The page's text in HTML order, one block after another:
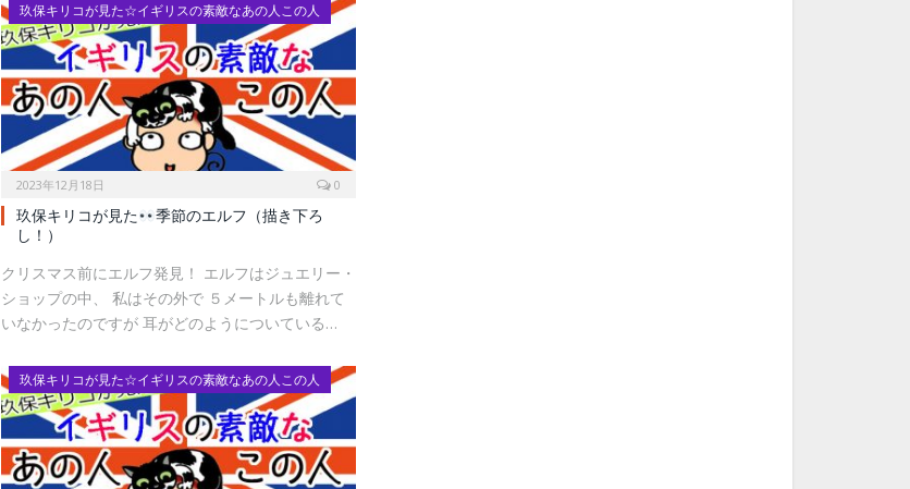
玖保キリコが見た☆イギリスの素敵なあの人この人
2023年12月18日 0
玖保キリコが見た
季節のエルフ（描き下ろ
し！）
クリスマス前にエルフ発見！ エルフはジュエリー・
ショップの中、 私はその外で ５メートルも離れて
いなかったのですが 耳がどのようについている…
玖保キリコが見た☆イギリスの素敵なあの人この人